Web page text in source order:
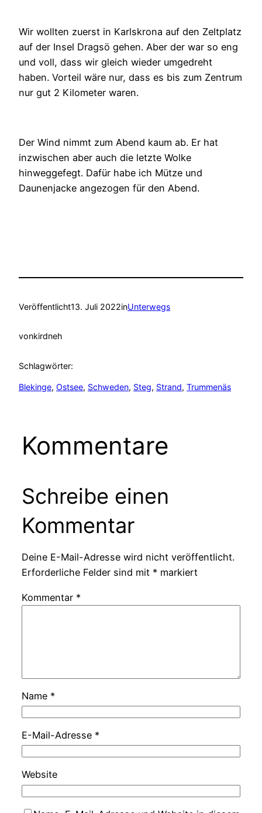
Wir wollten zuerst in Karlskrona auf den Zeltplatz
auf der Insel Dragsö gehen. Aber der war so eng
und voll, dass wir gleich wieder umgedreht
haben. Vorteil wäre nur, dass es bis zum Zentrum
nur gut 2 Kilometer waren.
Der Wind nimmt zum Abend kaum ab. Er hat
inzwischen aber auch die letzte Wolke
hinweggefegt. Dafür habe ich Mütze und
Daunenjacke angezogen für den Abend.
Veröffentlicht13. Juli 2022inUnterwegs
vonkirdneh
Schlagwörter:
Blekinge, Ostsee, Schweden, Steg, Strand, Trummenäs
Kommentare
Schreibe einen
Kommentar
Deine E-Mail-Adresse wird nicht veröffentlicht.
Erforderliche Felder sind mit * markiert
Kommentar *
Name *
E-Mail-Adresse *
Website